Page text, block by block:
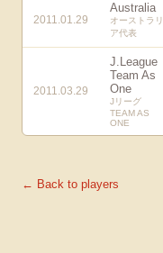
2011.01.29
Australia
オーストラリ
ア代表
2011.03.29
J.League
Team As
One
Jリーグ
TEAM AS
ONE
← Back to players